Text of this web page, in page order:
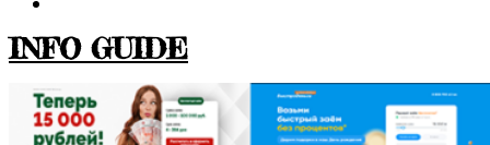
INFO GUIDE